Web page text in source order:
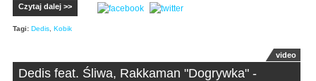
Czytaj dalej >>
Tagi: Dedis Kobik
video
Dedis feat. Śliwa, Rakkaman "Dogrywka" -